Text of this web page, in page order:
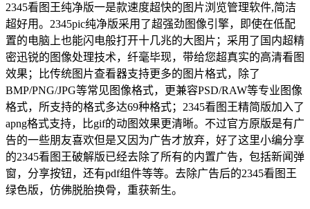
2345看图王纯净版一是款速度超快的图片浏览管理软件,简洁
超好用。2345pic纯净版采用了超强劲图像引擎，即使在低配
置的电脑上也能闪电般打开十几兆的大图片；采用了国内超精
密迅锐的图像处理技术，纤毫毕现，带给您超真实的高清看图
效果；比传统图片查看器支持更多的图片格式，除了
BMP/PNG/JPG等常见图像格式，更兼容PSD/RAW等专业图像
格式，所支持的格式多达69种格式；2345看图王精简版加入了
apng格式支持，比gif的动图效果更清晰。不过官方原版是有广
告的一些朋友喜欢但是又因为广告才放弃，好了这里小编分享
的2345看图王破解版已经去除了所有的内置广告，包括新闻弹
窗，分享按钮，还有pdf组件等等。去除广告后的2345看图王
绿色版，仿佛脱胎换骨，重获新生。